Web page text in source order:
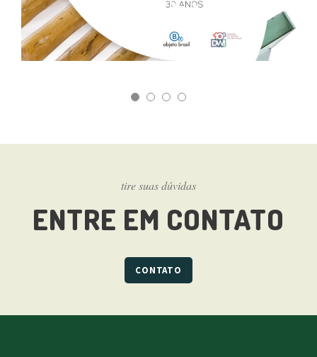
de São Paulo
tire suas dúvidas
ENTRE EM CONTATO
CONTATO